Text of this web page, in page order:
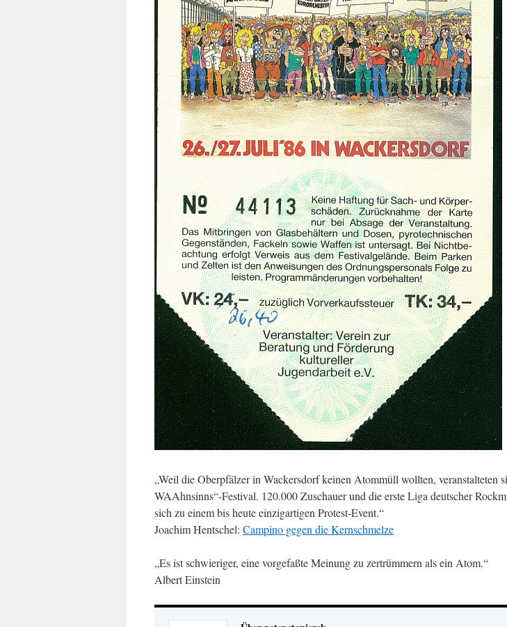
„Weil die Oberpfälzer in Wackersdorf keinen Atommüll wollten, veranstalteten
WAAhnsinns“-Festival. 120.000 Zuschauer und die erste Liga deutscher
sich zu einem bis heute einzigartigen Protest-Event.“
Joachim Hentschel: Campino gegen die Kernschmelze
„Es ist schwieriger, eine vorgefaßte Meinung zu zertrümmern als ein Atom.“
Albert Einstein